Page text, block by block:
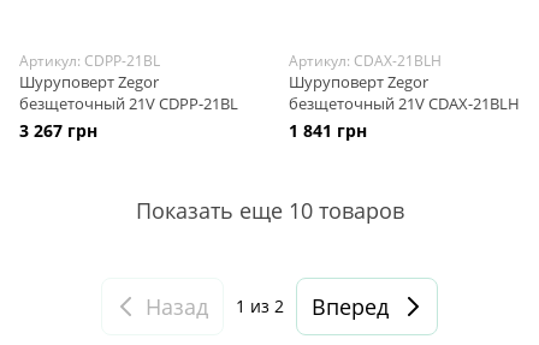
Артикул: CDPP-21BL
Шуруповерт Zegor
безщеточный 21V CDPP-21BL
3 267 грн
Артикул: CDAX-21BLH
Шуруповерт Zegor
безщеточный 21V CDAX-21BLH
1 841 грн
Показать еще 10 товаров
Назад 1 из 2 Вперед